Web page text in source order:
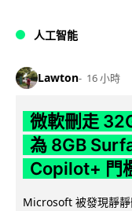
人工智能
Lawton 16 小時
微軟刪走
為 8GB
Copilot+ 門
Microsoft 被發現靜